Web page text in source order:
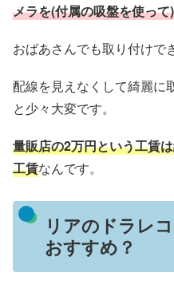
メラを(付属の吸盤を使っ
おばあさんでも取り付けで
配線を見えなくして綺麗に
と少々大変です。
量販店の2万円という工賃
工賃なんです。
リアのドラレ
おすすめ？